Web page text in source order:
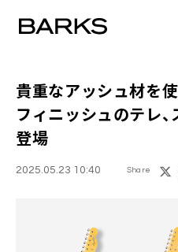
貴重なアッシュ材を
フィニッシュのテレ
登場
2025.05.23 10:40 Share